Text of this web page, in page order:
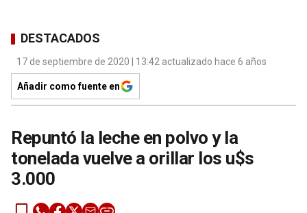
DESTACADOS
17 de septiembre de 2020 | 13:42 actualizado hace 6 años
Añadir como fuente en
Repuntó la leche en polvo y la
tonelada vuelve a orillar los u$s
3.000